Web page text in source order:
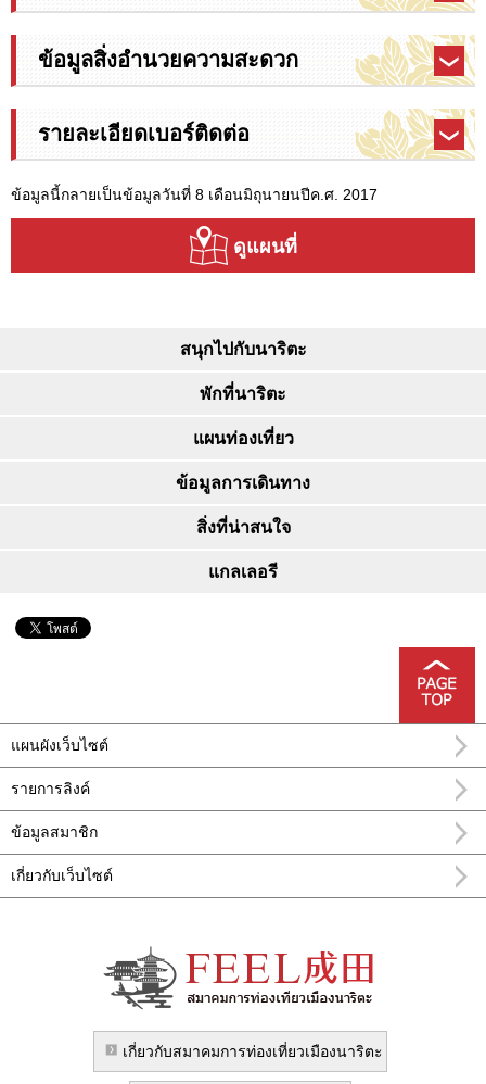
ข้อมูลสิ่งอำนวยความสะดวก
รายละเอียดเบอร์ติดต่อ
ข้อมูลนี้กลายเป็นข้อมูลวันที่ 8 เดือนมิถุนายนปีค.ศ. 2017
ดูแผนที่
สนุกไปกับนาริตะ
พักที่นาริตะ
แผนท่องเที่ยว
ข้อมูลการเดินทาง
สิ่งที่น่าสนใจ
แกลเลอรี
แผนผังเว็บไซต์
รายการลิงค์
ข้อมูลสมาชิก
เกี่ยวกับเว็บไซต์
อำเภอ นะริทะ FEEL นาริตะข้อมูลการท่อง
เที่ยวทางการ
เกี่ยวกับสมาคมการท่องเที่ยวเมืองนาริตะ